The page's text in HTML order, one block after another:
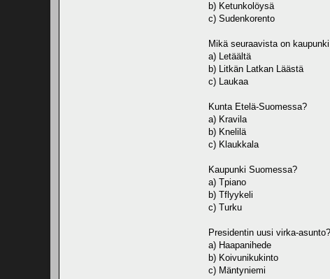
b) Ketunkolöysä
c) Sudenkorento
Mikä seuraavista on kaupunki
a) Letäältä
b) Litkän Latkan Läästä
c) Laukaa
Kunta Etelä-Suomessa?
a) Kravila
b) Knelilä
c) Klaukkala
Kaupunki Suomessa?
a) Tpiano
b) Tflyykeli
c) Turku
Presidentin uusi virka-asunto?
a) Haapanihede
b) Koivunikukinto
c) Mäntyniemi